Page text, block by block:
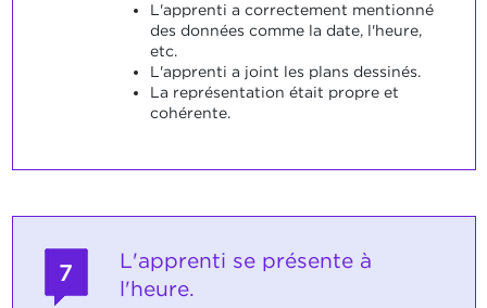
L'apprenti a correctement mentionné
des données comme la date, l'heure,
etc.
L'apprenti a joint les plans dessinés.
La représentation était propre et
cohérente.
7
L'apprenti se présente à
l'heure.